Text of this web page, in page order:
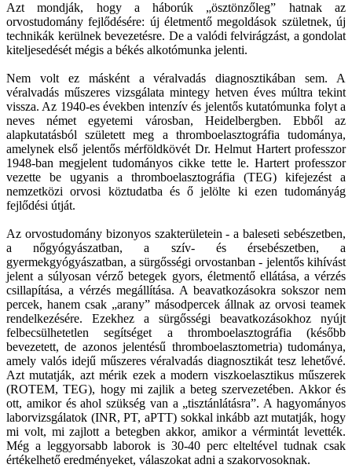
Azt mondják, hogy a háborúk „ösztönzőleg” hatnak az
orvostudomány fejlődésére: új életmentő megoldások születnek, új
technikák kerülnek bevezetésre. De a valódi felvirágzást, a gondolat
kiteljesedését mégis a békés alkotómunka jelenti.
Nem volt ez másként a véralvadás diagnosztikában sem. A
véralvadás műszeres vizsgálata mintegy hetven éves múltra tekint
vissza. Az 1940-es években intenzív és jelentős kutatómunka folyt a
neves német egyetemi városban, Heidelbergben. Ebből az
alapkutatásból született meg a thromboelasztográfia tudománya,
amelynek első jelentős mérföldkövét Dr. Helmut Hartert professzor
1948-ban megjelent tudományos cikke tette le. Hartert professzor
vezette be ugyanis a thromboelasztográfia (TEG) kifejezést a
nemzetközi orvosi köztudatba és ő jelölte ki ezen tudományág
fejlődési útját.
Az orvostudomány bizonyos szakterületein - a baleseti sebészetben,
a nőgyógyászatban, a szív- és érsebészetben, a
gyermekgyógyászatban, a sürgősségi orvostanban - jelentős kihívást
jelent a súlyosan vérző betegek gyors, életmentő ellátása, a vérzés
csillapítása, a vérzés megállítása. A beavatkozásokra sokszor nem
percek, hanem csak „arany” másodpercek állnak az orvosi teamek
rendelkezésére. Ezekhez a sürgősségi beavatkozásokhoz nyújt
felbecsülhetetlen segítséget a thromboelasztográfia (később
bevezetett, de azonos jelentésű thromboelasztometria) tudománya,
amely valós idejű műszeres véralvadás diagnosztikát tesz lehetővé.
Azt mutatják, azt mérik ezek a modern viszkoelasztikus műszerek
(ROTEM, TEG), hogy mi zajlik a beteg szervezetében. Akkor és
ott, amikor és ahol szükség van a „tisztánlátásra”. A hagyományos
laborvizsgálatok (INR, PT, aPTT) sokkal inkább azt mutatják, hogy
mi volt, mi zajlott a betegben akkor, amikor a vérmintát levették.
Még a leggyorsabb laborok is 30-40 perc elteltével tudnak csak
értékelhető eredményeket, válaszokat adni a szakorvosoknak.